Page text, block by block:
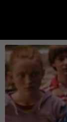
d
e
m
o
r